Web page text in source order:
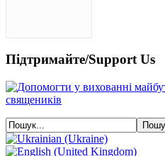
Підтримайте/Support Us